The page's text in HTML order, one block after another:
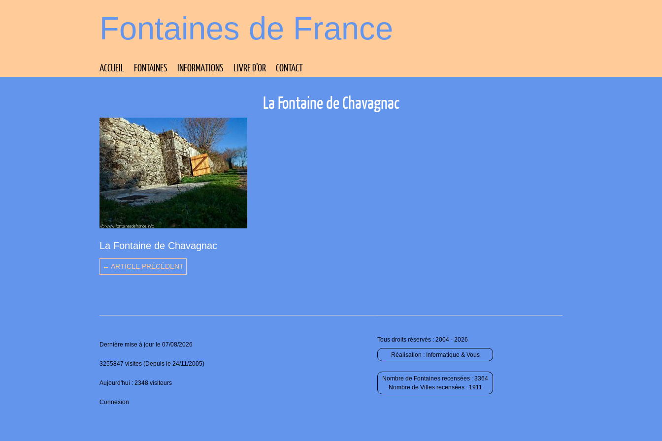
Fontaines de France
ACCUEIL FONTAINES INFORMATIONS LIVRE D’OR CONTACT
La Fontaine de Chavagnac
La Fontaine de Chavagnac
← ARTICLE PRÉCÉDENT
Dernière mise à jour le 07/08/2026
3255847 visites (Depuis le 24/11/2005)
Aujourd'hui : 2348 visiteurs
Connexion
Tous droits réservés : 2004 - 2026
Réalisation : Informatique & Vous
Nombre de Fontaines recensées : 3364
Nombre de Villes recensées : 1911